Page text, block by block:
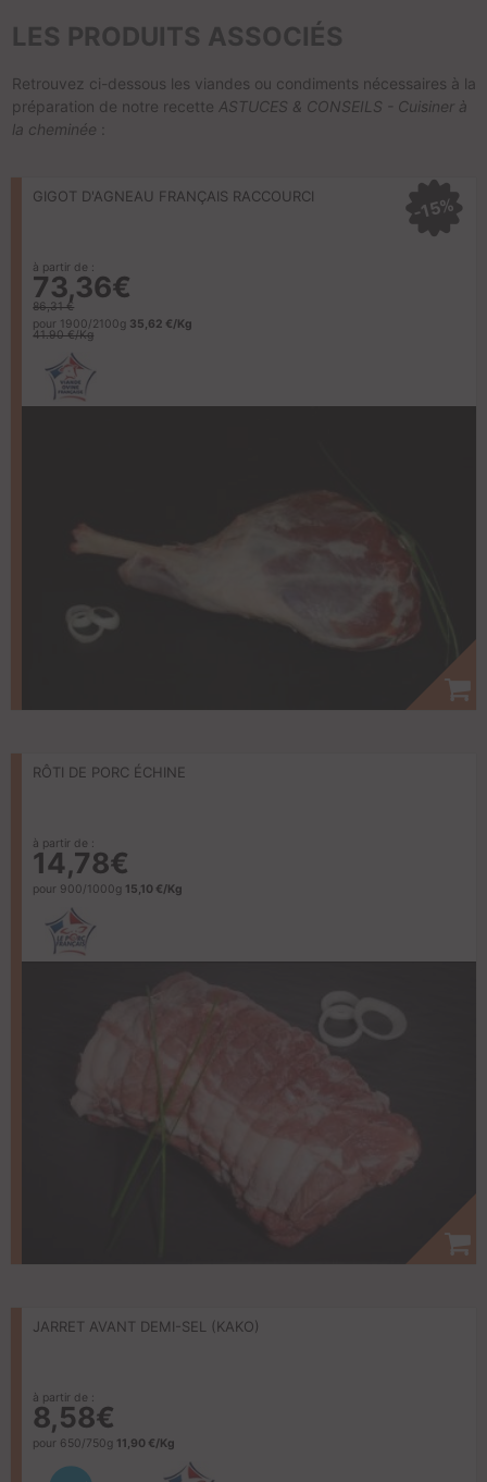
LES PRODUITS ASSOCIÉS
Retrouvez ci-dessous les viandes ou condiments nécessaires à la
préparation de notre recette ASTUCES & CONSEILS - Cuisiner à
la cheminée :
GIGOT D'AGNEAU FRANÇAIS RACCOURCI -15%
à partir de :
73,36€
86,31 €
pour 1900/2100g 35,62 €/Kg
41.90 €/Kg
RÔTI DE PORC ÉCHINE
à partir de :
14,78€
pour 900/1000g 15,10 €/Kg
JARRET AVANT DEMI-SEL (KAKO)
à partir de :
8,58€
pour 650/750g 11,90 €/Kg